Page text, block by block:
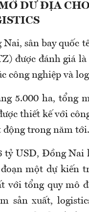
DƯ ĐỊA
sân bay quốc
được đánh giá là
công nghiệp và
5.000 ha, tổng
thiết kế với
động trong năm tới.
tỷ USD, Đồng Nai
một dự kiến
với tổng quy mô
sản xuất,